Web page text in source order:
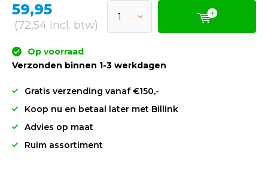
59,95
(72,54 Incl. btw)
Op voorraad
Verzonden binnen 1-3 werkdagen
Gratis verzending vanaf €150,-
Koop nu en betaal later met Billink
Advies op maat
Ruim assortiment